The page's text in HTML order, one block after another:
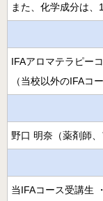
また、化学成分は、
IFAアロマテラピー
（当校以外のIFAコ
野口 明奈（薬剤師、
当IFAコース受講生
様々な障害の方
クリニカル・リ
スウェディッシ
アロマ・ストレ
ミノウ・デ・メ
メディカルアロマ
補完代替療法とは